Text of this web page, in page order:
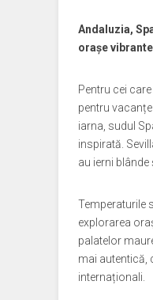
Andaluzia,
orașe vibrante
Pentru cei
pentru
iarna, sudul
inspirată.
au ierni blânde
Temperaturile
explorarea
palatelor
mai autentică,
internaționali.